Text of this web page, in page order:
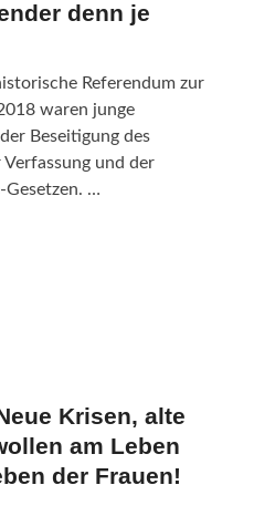
denn je
Referendum zur
waren junge
Beseitigung des
und der
Gesetzen. …
Krisen, alte
am Leben
der Frauen!